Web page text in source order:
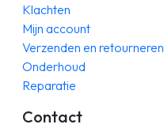
Klachten
Mijn account
Verzenden en retourneren
Onderhoud
Reparatie
Contact